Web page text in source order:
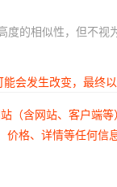
的相似性，但不视
会发生改变，最终
含网站、客户
格、详情等任何